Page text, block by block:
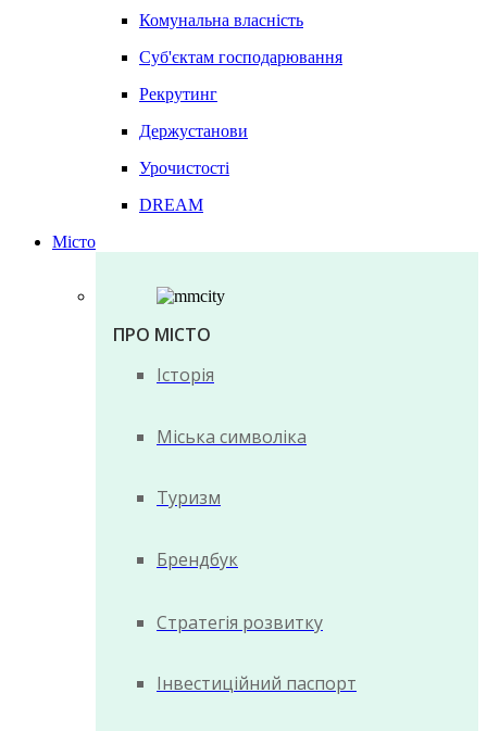
Комунальна власність
Суб'єктам господарювання
Рекрутинг
Держустанови
Урочистості
DREAM
Місто
ПРО МІСТО
Історія
Міська символіка
Туризм
Брендбук
Стратегія розвитку
Інвестиційний паспорт